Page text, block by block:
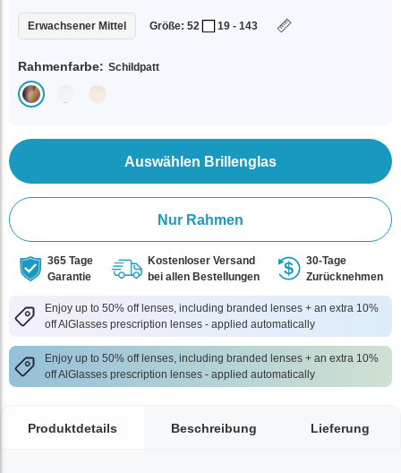
Erwachsener Mittel Größe: 52 19 - 143
Rahmenfarbe: Schildpatt
Auswählen Brillenglas
Nur Rahmen
365 Tage
Garantie
Kostenloser Versand
bei allen Bestellungen
30-Tage
Zurücknehmen
Enjoy up to 50% off lenses, including branded lenses + an extra 10%
off AlGlasses prescription lenses - applied automatically
Enjoy up to 50% off lenses, including branded lenses + an extra 10%
off AlGlasses prescription lenses - applied automatically
Produktdetails Beschreibung Lieferung